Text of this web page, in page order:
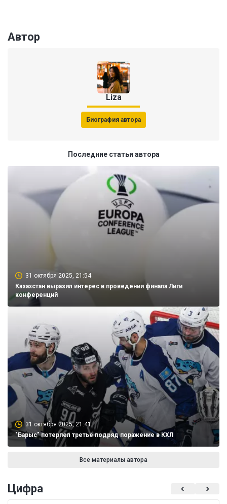
Автор
Liza
Биография автора
Последние статьи автора
31 октября 2025, 21:54
Казахстан выразил интерес в проведении финала Лиги
конференций
31 октября 2025, 21:41
"Барыс" потерпел третье подряд поражение в КХЛ
Все материалы автора
Цифра